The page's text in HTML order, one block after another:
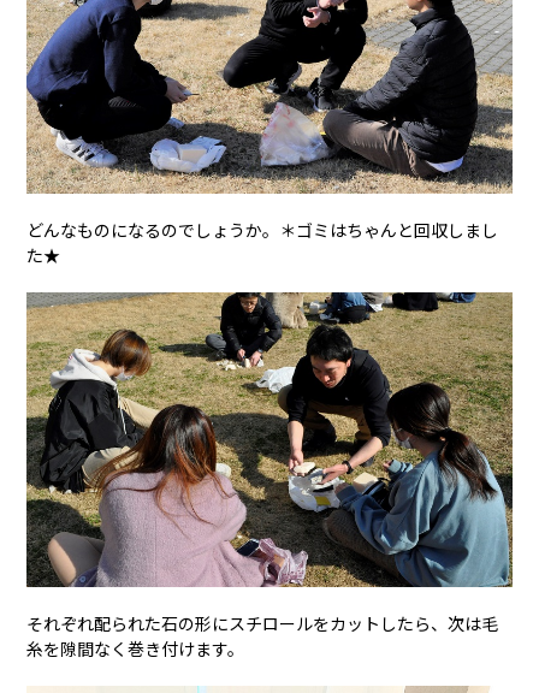
どんなものになるのでしょうか。＊ゴミはちゃんと回収しまし
た★
それぞれ配られた石の形にスチロールをカットしたら、次は毛
糸を隙間なく巻き付けます。